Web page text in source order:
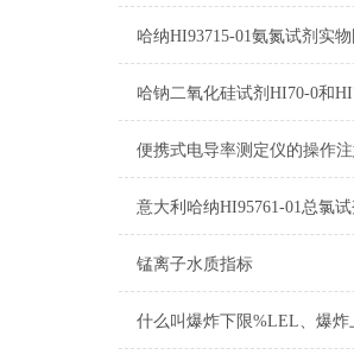
锰离子水质指标